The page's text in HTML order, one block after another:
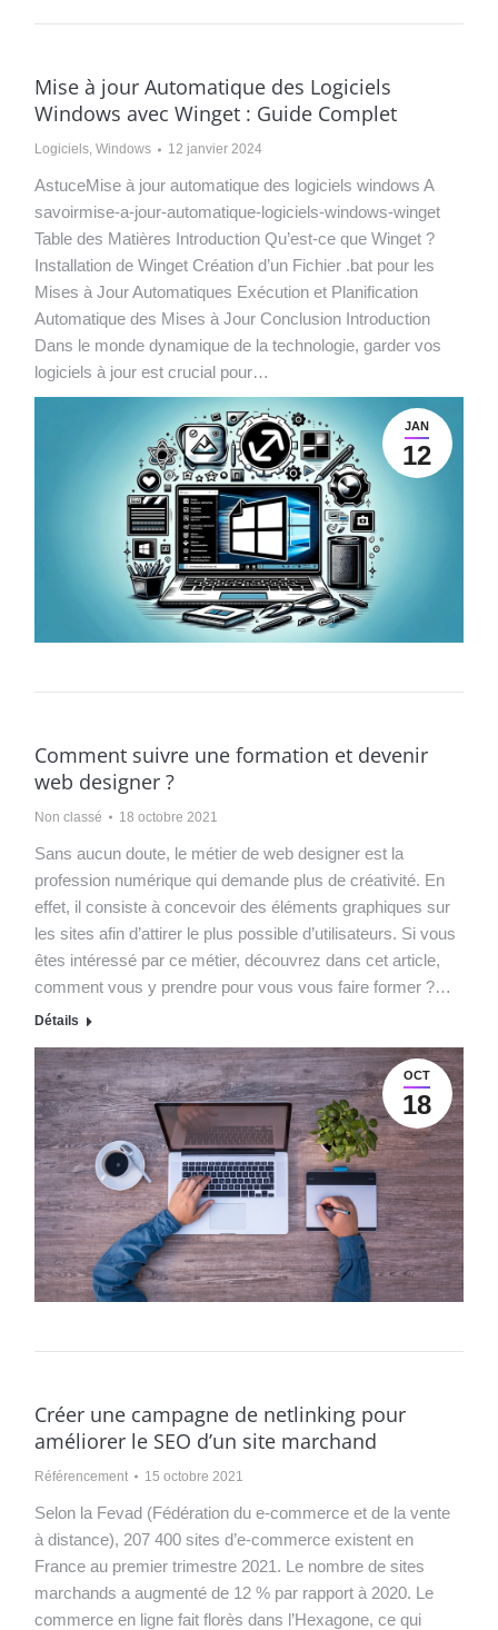
Mise à jour Automatique des Logiciels
Windows avec Winget : Guide Complet
Logiciels,Windows 12 janvier 2024
AstuceMise à jour automatique des logiciels windows A
savoirmise-a-jour-automatique-logiciels-windows-winget
Table des Matières Introduction Qu’est-ce que Winget ?
Installation de Winget Création d’un Fichier .bat pour les
Mises à Jour Automatiques Exécution et Planification
Automatique des Mises à Jour Conclusion Introduction
Dans le monde dynamique de la technologie, garder vos
logiciels à jour est crucial pour…
JAN
12
Comment suivre une formation et devenir
web designer ?
Non classé 18 octobre 2021
Sans aucun doute, le métier de web designer est la
profession numérique qui demande plus de créativité. En
effet, il consiste à concevoir des éléments graphiques sur
les sites afin d’attirer le plus possible d’utilisateurs. Si vous
êtes intéressé par ce métier, découvrez dans cet article,
comment vous y prendre pour vous vous faire former ?…
Détails
OCT
18
Créer une campagne de netlinking pour
améliorer le SEO d’un site marchand
Référencement 15 octobre 2021
Selon la Fevad (Fédération du e-commerce et de la vente
à distance), 207 400 sites d’e-commerce existent en
France au premier trimestre 2021. Le nombre de sites
marchands a augmenté de 12 % par rapport à 2020. Le
commerce en ligne fait florès dans l’Hexagone, ce qui